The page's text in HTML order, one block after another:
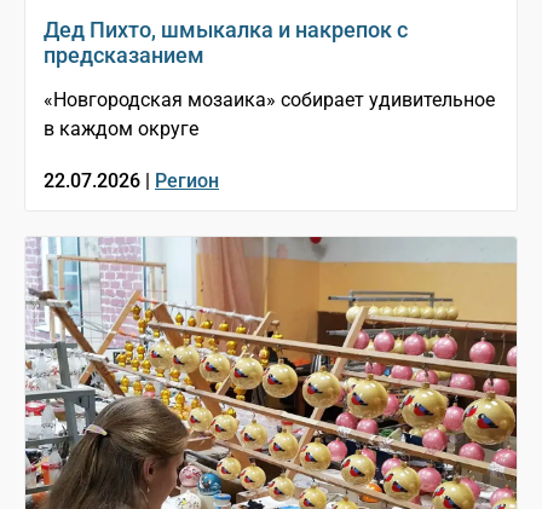
Дед Пихто, шмыкалка и накрепок с
предсказанием
«Новгородская мозаика» собирает удивительное
в каждом округе
22.07.2026 | Регион